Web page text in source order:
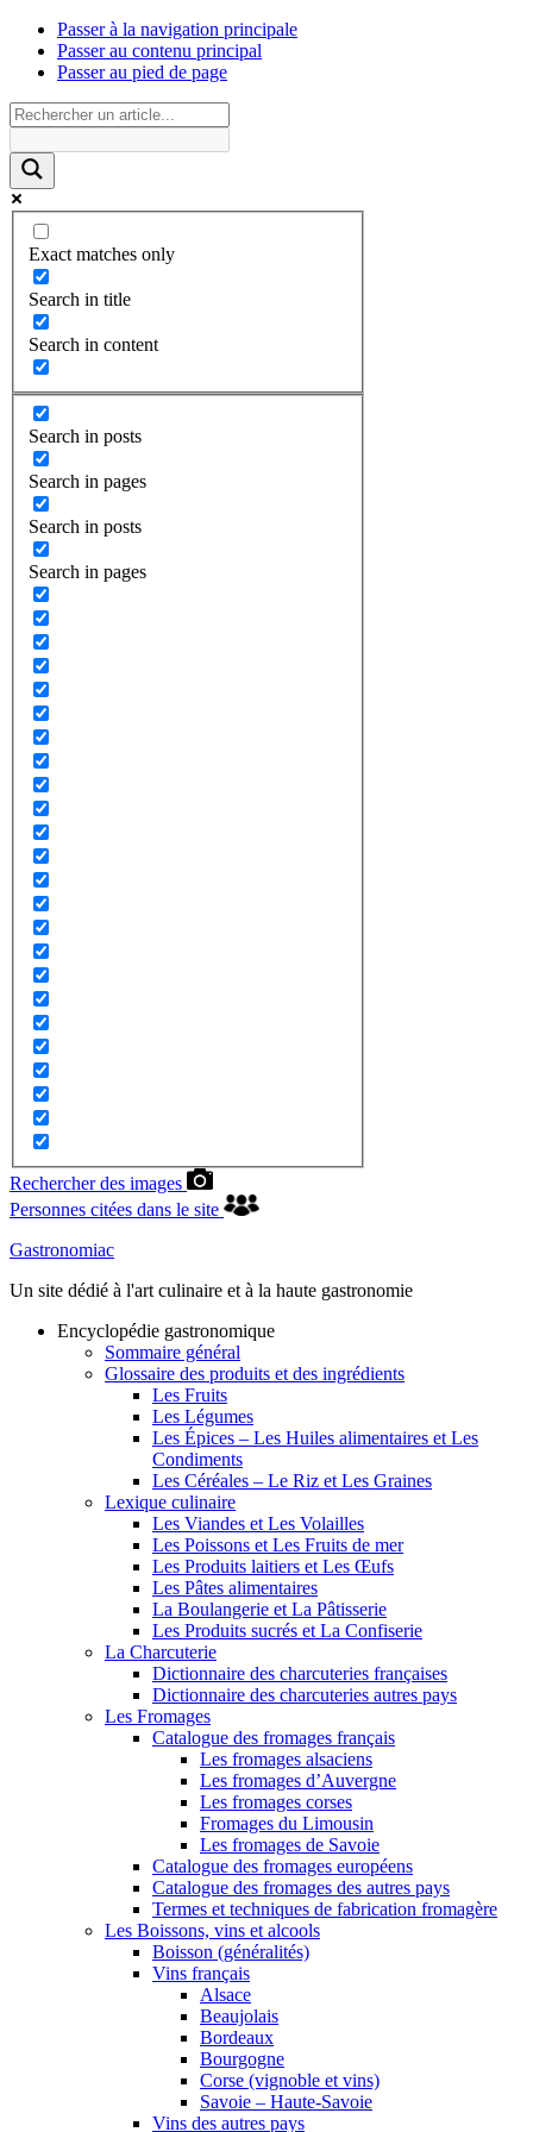
Passer à la navigation principale
Passer au contenu principal
Passer au pied de page
Exact matches only
Search in title
Search in content
Search in posts
Search in pages
Search in posts
Search in pages
Rechercher des images
Personnes citées dans le site
Gastronomiac
Un site dédié à l'art culinaire et à la haute gastronomie
Encyclopédie gastronomique
Sommaire général
Glossaire des produits et des ingrédients
Les Fruits
Les Légumes
Les Épices – Les Huiles alimentaires et Les
Condiments
Les Céréales – Le Riz et Les Graines
Lexique culinaire
Les Viandes et Les Volailles
Les Poissons et Les Fruits de mer
Les Produits laitiers et Les Œufs
Les Pâtes alimentaires
La Boulangerie et La Pâtisserie
Les Produits sucrés et La Confiserie
La Charcuterie
Dictionnaire des charcuteries françaises
Dictionnaire des charcuteries autres pays
Les Fromages
Catalogue des fromages français
Les fromages alsaciens
Les fromages d’Auvergne
Les fromages corses
Fromages du Limousin
Les fromages de Savoie
Catalogue des fromages européens
Catalogue des fromages des autres pays
Termes et techniques de fabrication fromagère
Les Boissons, vins et alcools
Boisson (généralités)
Vins français
Alsace
Beaujolais
Bordeaux
Bourgogne
Corse (vignoble et vins)
Savoie – Haute-Savoie
Vins des autres pays